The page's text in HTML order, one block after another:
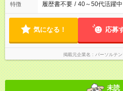
特徴 履歴書不要 / 40～50代活躍中
気になる！ 応募
掲載元企業名 パーソルテ
未読